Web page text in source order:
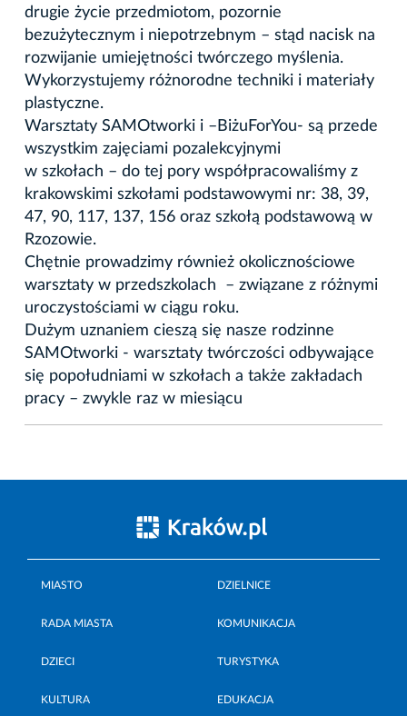
drugie życie przedmiotom, pozornie
bezużytecznym i niepotrzebnym – stąd nacisk na
rozwijanie umiejętności twórczego myślenia.
Wykorzystujemy różnorodne techniki i materiały
plastyczne.
Warsztaty SAMOtworki i –BiżuForYou- są przede
wszystkim zajęciami pozalekcyjnymi
w szkołach – do tej pory współpracowaliśmy z
krakowskimi szkołami podstawowymi nr: 38, 39,
47, 90, 117, 137, 156 oraz szkołą podstawową w
Rzozowie.
Chętnie prowadzimy również okolicznościowe
warsztaty w przedszkolach – związane z różnymi
uroczystościami w ciągu roku.
Dużym uznaniem cieszą się nasze rodzinne
SAMOtworki - warsztaty twórczości odbywające
się popołudniami w szkołach a także zakładach
pracy – zwykle raz w miesiącu
MIASTO DZIELNICE
RADA MIASTA KOMUNIKACJA
DZIECI TURYSTYKA
KULTURA EDUKACJA